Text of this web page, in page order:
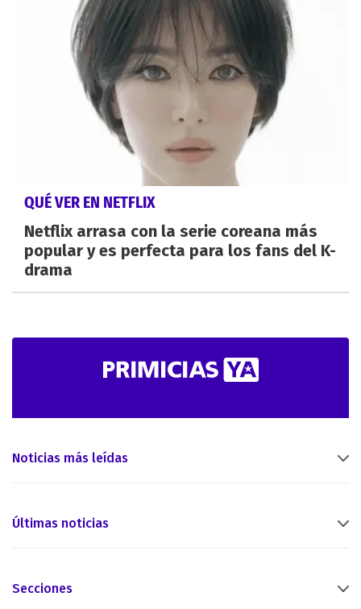
QUÉ VER EN NETFLIX
Netflix arrasa con la serie coreana más
popular y es perfecta para los fans del K-
drama
Noticias más leídas
Últimas noticias
Secciones